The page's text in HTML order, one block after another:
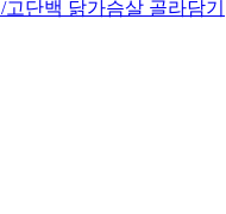
단백 닭가슴살 골라담기